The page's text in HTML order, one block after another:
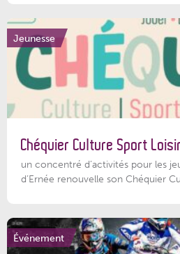
Jeunesse
Chéquier Culture Sport
un concentré d’activités pour les
d’Ernée renouvelle son Chéquier
Événement